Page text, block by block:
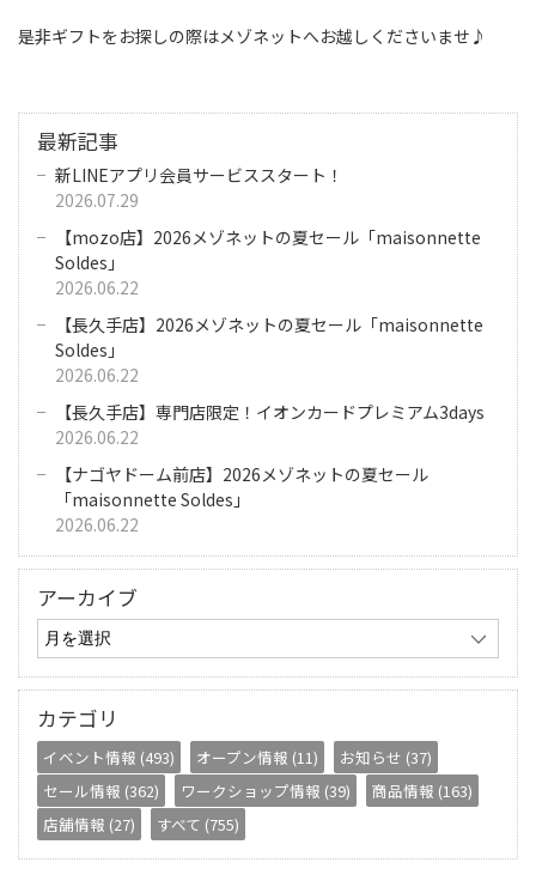
是非ギフトをお探しの際はメゾネットへお越しくださいませ♪
最新記事
新LINEアプリ会員サービススタート！
2026.07.29
【mozo店】2026メゾネットの夏セール「maisonnette
Soldes」
2026.06.22
【長久手店】2026メゾネットの夏セール「maisonnette
Soldes」
2026.06.22
【長久手店】専門店限定！イオンカードプレミアム3days
2026.06.22
【ナゴヤドーム前店】2026メゾネットの夏セール
「maisonnette Soldes」
2026.06.22
アーカイブ
カテゴリ
イベント情報 (493) オープン情報 (11)
お知らせ (37)
セール情報 (362)
ワークショップ情報 (39)
商品情報 (163)
店舗情報 (27)
すべて (755)